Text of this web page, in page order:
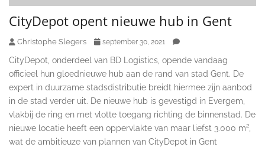
CityDepot opent nieuwe hub in Gent
Christophe Slegers september 30, 2021
CityDepot, onderdeel van BD Logistics, opende vandaag
officieel hun gloednieuwe hub aan de rand van stad Gent. De
expert in duurzame stadsdistributie breidt hiermee zijn aanbod
in de stad verder uit. De nieuwe hub is gevestigd in Evergem,
vlakbij de ring en met vlotte toegang richting de binnenstad. De
nieuwe locatie heeft een oppervlakte van maar liefst 3.000 m²,
wat de ambitieuze van plannen van CityDepot in Gent